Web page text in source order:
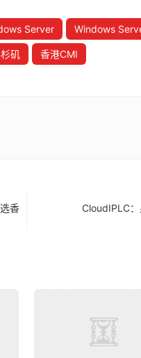
Server Windows
矶 香港CMI
香
CloudIPLC